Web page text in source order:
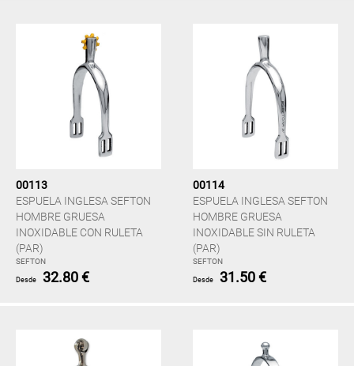
00113
ESPUELA INGLESA SEFTON
HOMBRE GRUESA
INOXIDABLE CON RULETA
(PAR)
SEFTON
Desde 32.80 €
00114
ESPUELA INGLESA SEFTON
HOMBRE GRUESA
INOXIDABLE SIN RULETA
(PAR)
SEFTON
Desde 31.50 €